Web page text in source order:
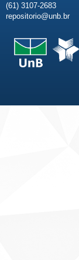
(61) 3107-2683
repositorio@unb.br